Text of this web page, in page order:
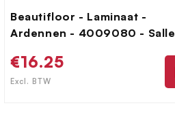
Beautifloor - Laminaat -
Ardennen - 4009080 - Salle
Normale
prijs
€16.25
Excl. BTW